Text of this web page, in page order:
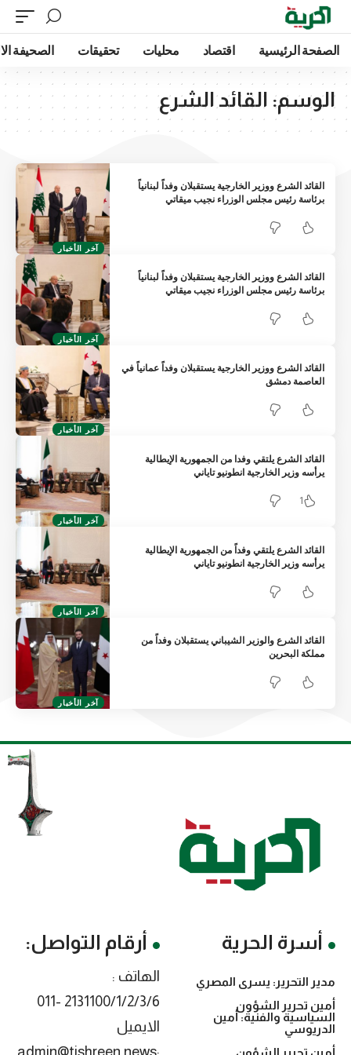
الصفحة الرئيسية اقتصاد محليات تحقيقات الصحيفة
الوسم: القائد الشرع
آخر الأخبار
القائد الشرع ووزير الخارجية يستقبلان وفداً لبنانياً
برئاسة رئيس مجلس الوزراء نجيب ميقاتي
آخر الأخبار
القائد الشرع ووزير الخارجية يستقبلان وفداً لبنانياً
برئاسة رئيس مجلس الوزراء نجيب ميقاتي
آخر الأخبار
القائد الشرع ووزير الخارجية يستقبلان وفداً عمانياً في
العاصمة دمشق
آخر الأخبار
القائد الشرع يلتقي وفدا من الجمهورية الإيطالية
يرأسه وزير الخارجية انطونيو تاياني
1
آخر الأخبار
القائد الشرع يلتقي وفداً من الجمهورية الإيطالية
يرأسه وزير الخارجية انطونيو تاياني
آخر الأخبار
القائد الشرع والوزير الشيباني يستقبلان وفداً من
مملكة البحرين
أسرة الحرية
مدير التحرير: يسرى المصري
أمين تحرير الشؤون
السياسية والفنية: أمين
الدريوسي
أرقام التواصل:
الهاتف :
2131100/1/2/3/6 -011
الايميل